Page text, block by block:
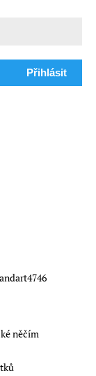
Přihlásit
něčím